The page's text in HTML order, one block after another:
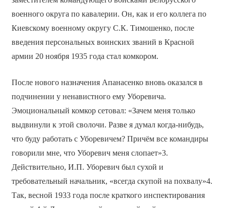
военного округа по кавалерии. Он, как и его коллега по
Киевскому военному округу С.К. Тимошенко, после
введения персональных воинских званий в Красной
армии 20 ноября 1935 года стал комкором.
После нового назначения Апанасенко вновь оказался в
подчинении у ненавистного ему Уборевича.
Эмоциональный комкор сетовал: «Зачем меня только
выдвинули к этой сволочи. Разве я думал когда-нибудь,
что буду работать с Уборевичем? Причём все командиры
говорили мне, что Уборевич меня слопает»3.
Действительно, И.П. Уборевич был сухой и
требовательный начальник, «всегда скупой на похвалу»4.
Так, весной 1933 года после краткого инспектирования